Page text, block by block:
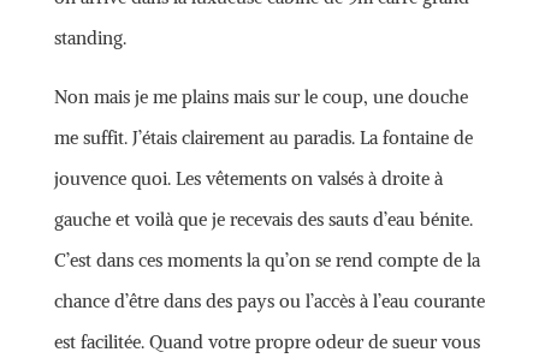
standing.
Non mais je me plains mais sur le coup, une douche
me suffit. J’étais clairement au paradis. La fontaine de
jouvence quoi. Les vêtements on valsés à droite à
gauche et voilà que je recevais des sauts d’eau bénite.
C’est dans ces moments la qu’on se rend compte de la
chance d’être dans des pays ou l’accès à l’eau courante
est facilitée. Quand votre propre odeur de sueur vous